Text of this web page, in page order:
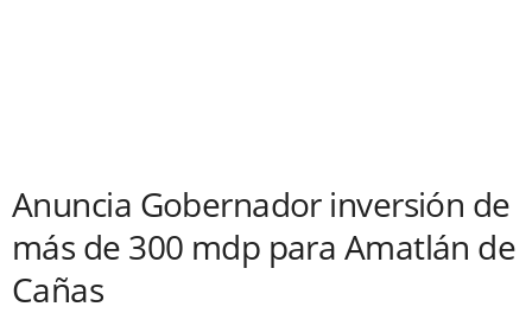
Anuncia Gobernador inversión de
más de 300 mdp para Amatlán de
Cañas